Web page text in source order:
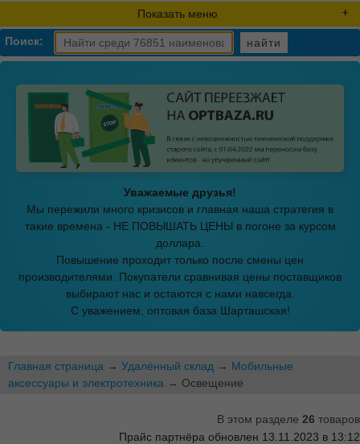
Показать меню
Поиск: найти
Уважаемые друзья!
Мы пережили много кризисов и главная наша стратегия в
такие времена - НЕ ПОВЫШАТЬ ЦЕНЫ в погоне за курсом
доллара.
Повышение проходит только после смены цен
производителями. Покупатели сравнивая цены поставщиков
выбирают нас и остаются с нами навсегда.
С уважением, оптовая база Шарташская!
Главная страница → Удалённый склад → Мобильные
аксессуары и электротехника → Освещение
В этом разделе 26 товаров
Прайс партнёра обновлен 13.11.2023 в 13:12